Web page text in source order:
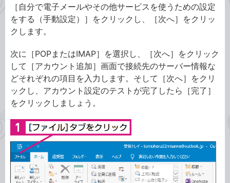
［自分で電子メールやその他サービスを使うための設定
をする（手動設定）］をクリックし、［次へ］をクリッ
クします。
次に［POPまたはIMAP］を選択し、［次へ］をクリック
して［アカウント追加］画面で接続先のサーバー情報な
どそれぞれの項目を入力します。そして［次へ］をクリ
ックし、アカウント設定のテストが完了したら［完了］
をクリックしましょう。